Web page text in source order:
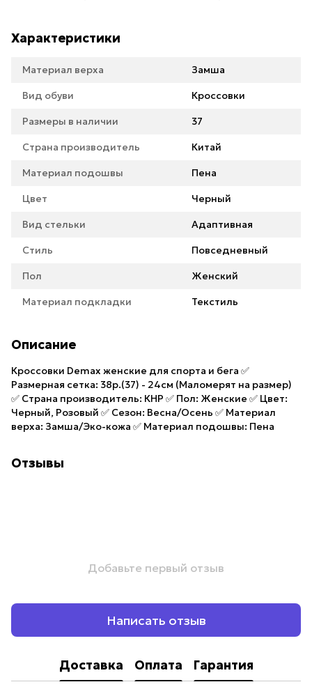
Характеристики
Материал верха Замша
Вид обуви Кроссовки
Размеры в наличии 37
Страна производитель Китай
Материал подошвы Пена
Цвет Черный
Вид стельки Адаптивная
Стиль Повседневный
Пол Женский
Материал подкладки Текстиль
Описание
Кроссовки Demax женские для спорта и бега ✅
Размерная сетка: 38р.(37) - 24см (Маломерят на размер)
✅ Страна производитель: КНР ✅ Пол: Женские ✅ Цвет:
Черный, Розовый ✅ Сезон: Весна/Осень ✅ Материал
верха: Замша/Эко-кожа ✅ Материал подошвы: Пена
Отзывы
Добавьте первый отзыв
Написать отзыв
Доставка Оплата Гарантия